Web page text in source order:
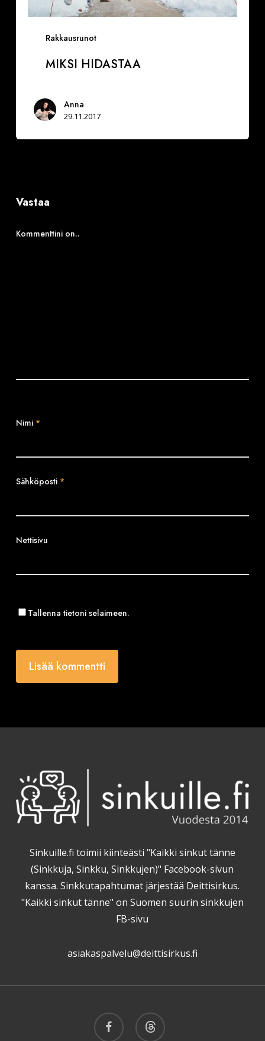
Rakkausrunot
MIKSI HIDASTAA
Anna
29.11.2017
Vastaa
Kommenttini on..
Nimi *
Sähköposti *
Nettisivu
Tallenna tietoni selaimeen.
Sinkuille.fi toimii kiinteästi "Kaikki sinkut tänne
(Sinkkuja, Sinkku, Sinkkujen)" Facebook-sivun
kanssa. Sinkkutapahtumat järjestää Deittisirkus.
"Kaikki sinkut tänne" on Suomen suurin sinkkujen
FB-sivu
asiakaspalvelu@deittisirkus.fi
facebook threads